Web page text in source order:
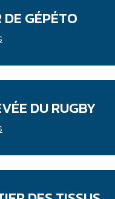
DE GÉPÉTO
DU RUGBY